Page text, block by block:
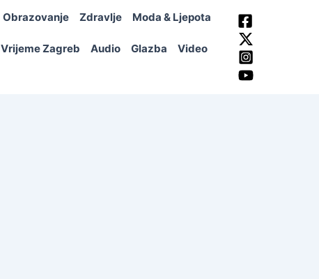
Obrazovanje Zdravlje Moda & Ljepota
Vrijeme Zagreb Audio Glazba Video